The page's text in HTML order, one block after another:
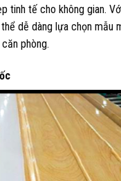
tinh tế cho không gian.
dễ dàng lựa chọn mẫu
phòng.